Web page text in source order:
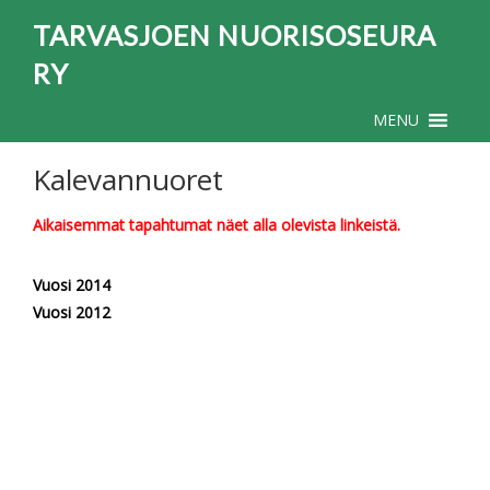
TARVASJOEN NUORISOSEURA
RY
MENU
Kalevannuoret
Aikaisemmat tapahtumat näet alla olevista linkeistä.
Vuosi 2014
Vuosi 2012